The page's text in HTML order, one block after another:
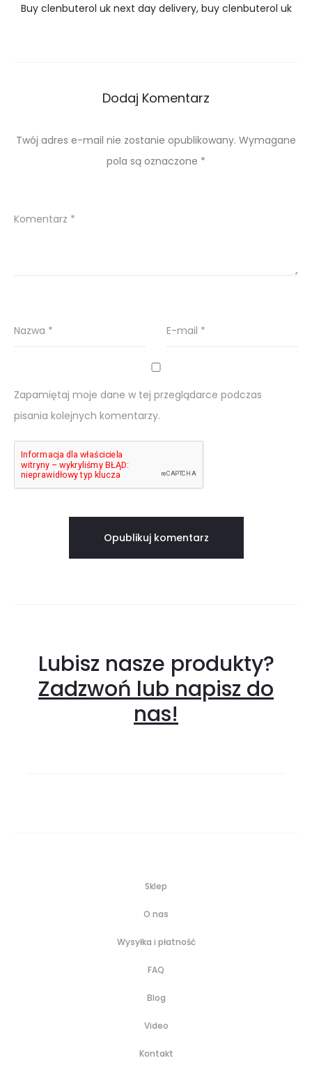
Buy clenbuterol uk next day delivery, buy clenbuterol uk
Dodaj Komentarz
Twój adres e-mail nie zostanie opublikowany. Wymagane
pola są oznaczone *
Komentarz *
Nazwa * E-mail *
Zapamiętaj moje dane w tej przeglądarce podczas
pisania kolejnych komentarzy.
Lubisz nasze produkty?
Zadzwoń lub napisz do
nas!
Sklep
O nas
Wysyłka i płatność
FAQ
Blog
Video
Kontakt